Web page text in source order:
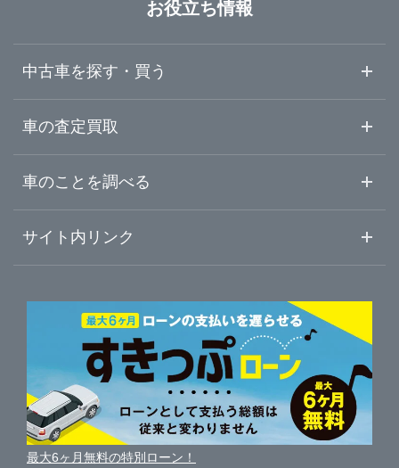
ガリバー7号酒田店
ガリバー天童店
山形・天童・村山
米沢・置賜
酒田・鶴岡・庄内
山形県
福島県
お役立ち情報
中古車を探す・買う
中古車情報・中古車検索
初めての中古車購入ガイド
中古車人気ランキング
自動車ローンを調べる
ガリバーの自動車ローン
車買い替えの基礎知識
車の査定買取
車査定・車買取ならガリバー
ガリバーの査定が選ばれる理由
車を売る時よくある質問
便利な査定サービス
中古車買取相場（毎月更新）
車の個人売買ガイド
車のことを調べる
車初心者まとめ
新車・中古車カタログ
車の燃費を調べる
車種別クチコミ
車比較サイト
サイト内リンク
サイトマップ
サイトの使用条件
利用規約
最大6ヶ月無料の特別ローン！